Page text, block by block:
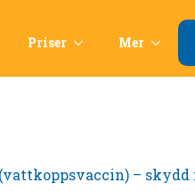
Priser Mer
– skydd